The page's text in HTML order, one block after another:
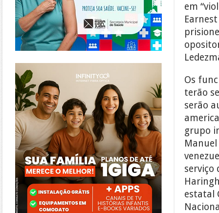
em
Os
terão
serão
grupo
serviço
estatal
https://www.infinitygo.com.br/